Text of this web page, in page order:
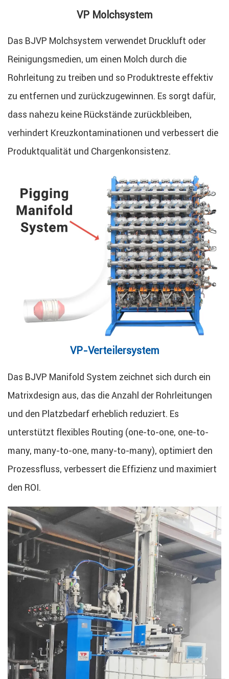
VP Molchsystem
Das BJVP Molchsystem verwendet Druckluft oder
Reinigungsmedien, um einen Molch durch die
Rohrleitung zu treiben und so Produktreste effektiv
zu entfernen und zurückzugewinnen. Es sorgt dafür,
dass nahezu keine Rückstände zurückbleiben,
verhindert Kreuzkontaminationen und verbessert die
Produktqualität und Chargenkonsistenz.
VP-Verteilersystem
Das BJVP Manifold System zeichnet sich durch ein
Matrixdesign aus, das die Anzahl der Rohrleitungen
und den Platzbedarf erheblich reduziert. Es
unterstützt flexibles Routing (one-to-one, one-to-
many, many-to-one, many-to-many), optimiert den
Prozessfluss, verbessert die Effizienz und maximiert
den ROI.